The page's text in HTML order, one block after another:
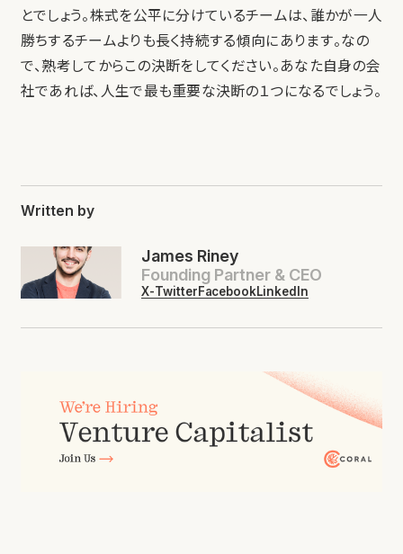
とでしょう。株式を公平に分けているチームは、誰かが一人
勝ちするチームよりも長く持続する傾向にあります。なの
で、熟考してからこの決断をしてください。あなた自身の会
社であれば、人生で最も重要な決断の１つになるでしょう。
Written by
James Riney
Founding Partner & CEO
X-TwitterFacebookLinkedIn